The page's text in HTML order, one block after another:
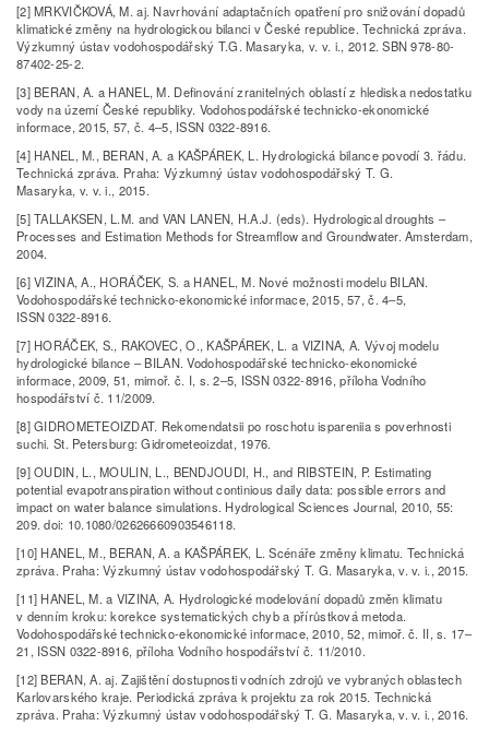
[2] MRKVIČKOVÁ, M. aj. Navrhování adaptačních opatření pro snižování dopadů
klimatické změny na hydrologickou bilanci v České republice. Technická zpráva.
Výzkumný ústav vodohospodářský T.G. Masaryka, v. v. i., 2012. SBN 978-80-
87402-25-2.
[3] BERAN, A. a HANEL, M. Definování zranitelných oblastí z hlediska nedostatku
vody na území České republiky. Vodohospodářské technicko­‑ekonomické
informace, 2015, 57, č. 4–5, ISSN 0322-8916.
[4] HANEL, M., BERAN, A. a KAŠPÁREK, L. Hydrologická bilance povodí 3. řádu.
Technická zpráva. Praha: Výzkumný ústav vodohospodářský T. G.
Masaryka, v. v. i., 2015.
[5] TALLAKSEN, L.M. and VAN LANEN, H.A.J. (eds). Hydrological droughts –
Processes and Estimation Methods for Streamflow and Groundwater. Amsterdam,
2004.
[6] VIZINA, A., HORÁČEK, S. a HANEL, M. Nové možnosti modelu BILAN.
Vodohospodářské technicko­‑ekonomické informace, 2015, 57, č. 4–5,
ISSN 0322-8916.
[7] HORÁČEK, S., RAKOVEC, O., KAŠPÁREK, L. a VIZINA, A. Vývoj modelu
hydrologické bilance – BILAN. Vodohospodářské technicko­‑ekonomické
informace, 2009, 51, mimoř. č. I, s. 2–5, ISSN 0322-8916, příloha Vodního
hospodářství č. 11/2009.
[8] GIDROMETEOIZDAT. Rekomendatsii po roschotu ispareniia s poverhnosti
suchi. St. Petersburg: Gidrometeoizdat, 1976.
[9] OUDIN, L., MOULIN, L., BENDJOUDI, H., and RIBSTEIN, P. Estimating
potential evapotranspiration without continious daily data: possible errors and
impact on water balance simulations. Hydrological Sciences Journal, 2010, 55:
209. doi: 10.1080/02626660903546118.
[10] HANEL, M., BERAN, A. a KAŠPÁREK, L. Scénáře změny klimatu. Technická
zpráva. Praha: Výzkumný ústav vodohospodářský T. G. Masaryka, v. v. i., 2015.
[11] HANEL, M. a VIZINA, A. Hydrologické modelování dopadů změn klimatu
v denním kroku: korekce systematických chyb a přírůstková metoda.
Vodohospodářské technicko­‑ekonomické informace, 2010, 52, mimoř. č. II, s. 17–
21, ISSN 0322-8916, příloha Vodního hospodářství č. 11/2010.
[12] BERAN, A. aj. Zajištění dostupnosti vodních zdrojů ve vybraných oblastech
Karlovarského kraje. Periodická zpráva k projektu za rok 2015. Technická
zpráva. Praha: Výzkumný ústav vodohospodářský T. G. Masaryka, v. v. i., 2016.